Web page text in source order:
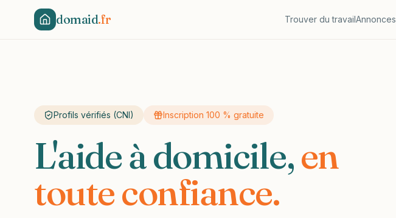
domaid.fr Trouver du travailAnnonces
Profils vérifiés (CNI) Inscription 100 % gratuite
L'aide à domicile,en
toute confiance.